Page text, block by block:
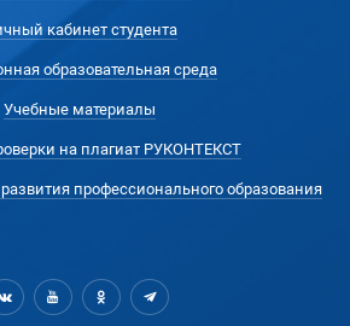
кабинет студента
образовательная среда
Учебные материалы
на плагиат РУКОНТЕКСТ
профессионального образования